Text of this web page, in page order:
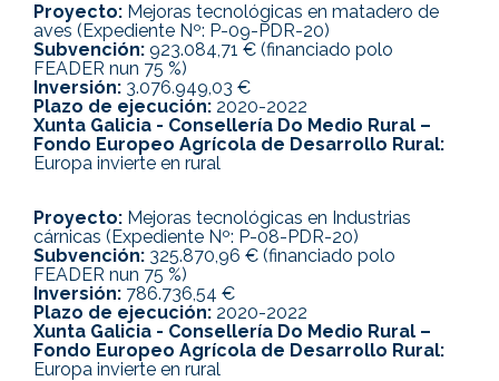
Proyecto: Mejoras tecnológicas en matadero de
aves (Expediente Nº: P-09-PDR-20)
Subvención: 923.084,71 € (financiado polo
FEADER nun 75 %)
Inversión: 3.076.949,03 €
Plazo de ejecución: 2020-2022
Xunta Galicia - Consellería Do Medio Rural –
Fondo Europeo Agrícola de Desarrollo Rural:
Europa invierte en rural
Proyecto: Mejoras tecnológicas en Industrias
cárnicas (Expediente Nº: P-08-PDR-20)
Subvención: 325.870,96 € (financiado polo
FEADER nun 75 %)
Inversión: 786.736,54 €
Plazo de ejecución: 2020-2022
Xunta Galicia - Consellería Do Medio Rural –
Fondo Europeo Agrícola de Desarrollo Rural:
Europa invierte en rural